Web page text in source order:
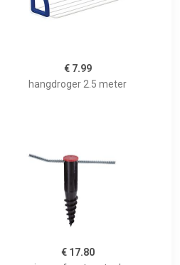
€ 7.99
hangdroger 2.5 meter
€ 17.80